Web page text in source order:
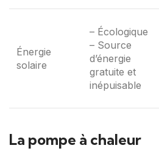
Énergie
solaire
– Écologique
– Source
d’énergie
gratuite et
inépuisable
La pompe à chaleur